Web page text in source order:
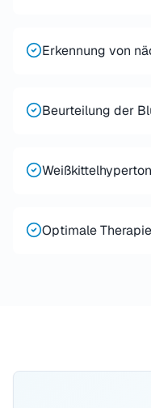
Erkennung von
Beurteilung der
Optimale